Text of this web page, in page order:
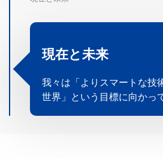
現在と未来
我々は「よりスマートな技
世界」という目標に向かっ